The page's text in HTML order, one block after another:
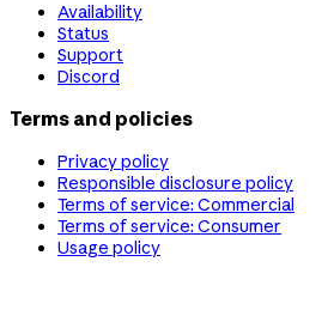
Availability
Status
Support
Discord
Terms and policies
Privacy policy
Responsible disclosure policy
Terms of service: Commercial
Terms of service: Consumer
Usage policy